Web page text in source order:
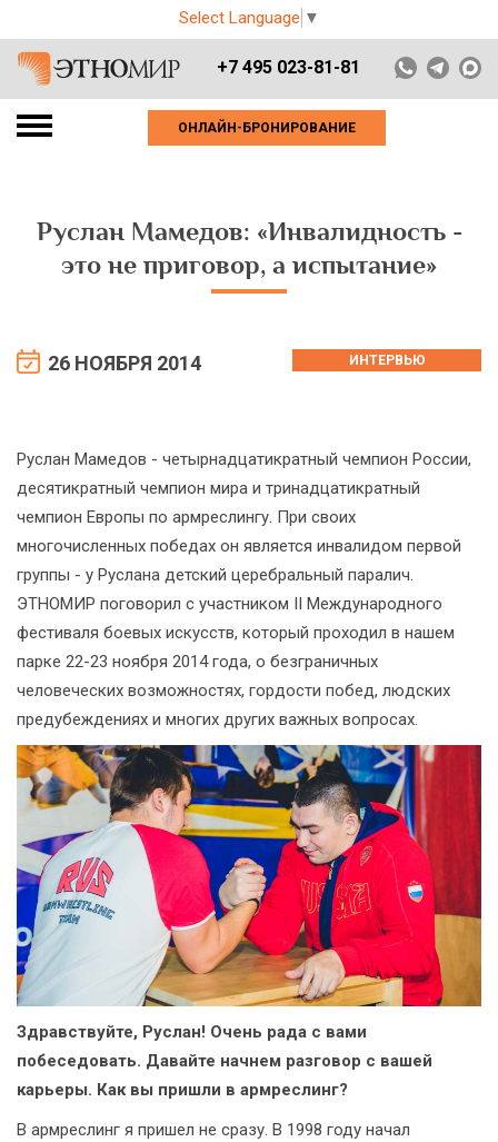
Select Language ▼
+7 495 023-81-81
ОНЛАЙН-БРОНИРОВАНИЕ
Руслан Мамедов: «Инвалидность -
это не приговор, а испытание»
26 НОЯБРЯ 2014 ИНТЕРВЬЮ
Руслан Мамедов - четырнадцатикратный чемпион России,
десятикратный чемпион мира и тринадцатикратный
чемпион Европы по армреслингу. При своих
многочисленных победах он является инвалидом первой
группы - у Руслана детский церебральный паралич.
ЭТНОМИР поговорил с участником II Международного
фестиваля боевых искусств, который проходил в нашем
парке 22-23 ноября 2014 года, о безграничных
человеческих возможностях, гордости побед, людских
предубеждениях и многих других важных вопросах.
Здравствуйте, Руслан! Очень рада с вами
побеседовать. Давайте начнем разговор с вашей
карьеры. Как вы пришли в армреслинг?
В армреслинг я пришел не сразу. В 1998 году начал